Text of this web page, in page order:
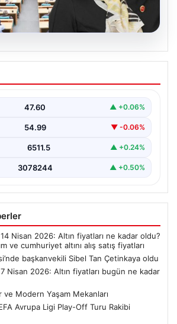
başkanvekili
oldu
47.60 ▲ +0.06%
54.99 ▼ -0.06%
6511.5 ▲ +0.24%
3078244 ▲ +0.50%
14 Nisan 2026: Altın fiyatları ne kadar oldu?
ve cumhuriyet altını alış satış fiyatları
başkanvekili Sibel Tan Çetinkaya oldu
7 Nisan 2026: Altın fiyatları bugün ne kadar
Modern Yaşam Mekanları
Avrupa Ligi Play-Off Turu Rakibi